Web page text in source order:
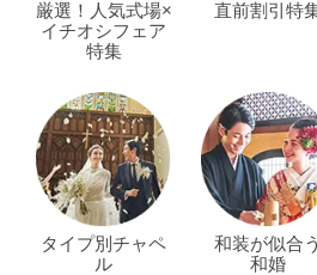
厳選！人気式場×
イチオシフェア
特集
直前割引特
タイプ別チャペ
ル
和装が似合う
和婚